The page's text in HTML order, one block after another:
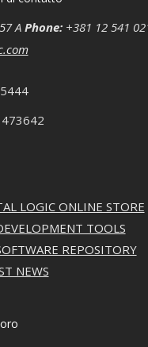
A Phone:+381 12 541
LOGIC ONLINE STORE
TOOLS
REPOSITORY
NEWS